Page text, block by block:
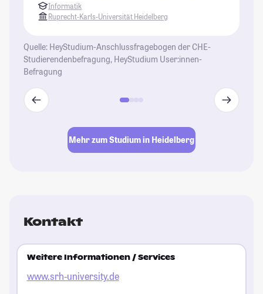
Informatik
Ruprecht-Karls-Universität Heidelberg
Quelle: HeyStudium-Anschlussfragebogen der CHE-
Studierendenbefragung, HeyStudium User:innen-
Befragung
Mehr zum Studium in Heidelberg
Kontakt
Weitere Informationen / Services
www.srh-university.de